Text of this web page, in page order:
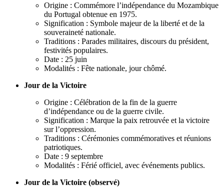
Origine : Commémore l’indépendance du Mozambique
du Portugal obtenue en 1975.
Signification : Symbole majeur de la liberté et de la
souveraineté nationale.
Traditions : Parades militaires, discours du président,
festivités populaires.
Date : 25 juin
Modalités : Fête nationale, jour chômé.
Jour de la Victoire
Origine : Célébration de la fin de la guerre
d’indépendance ou de la guerre civile.
Signification : Marque la paix retrouvée et la victoire
sur l’oppression.
Traditions : Cérémonies commémoratives et réunions
patriotiques.
Date : 9 septembre
Modalités : Férié officiel, avec événements publics.
Jour de la Victoire (observé)